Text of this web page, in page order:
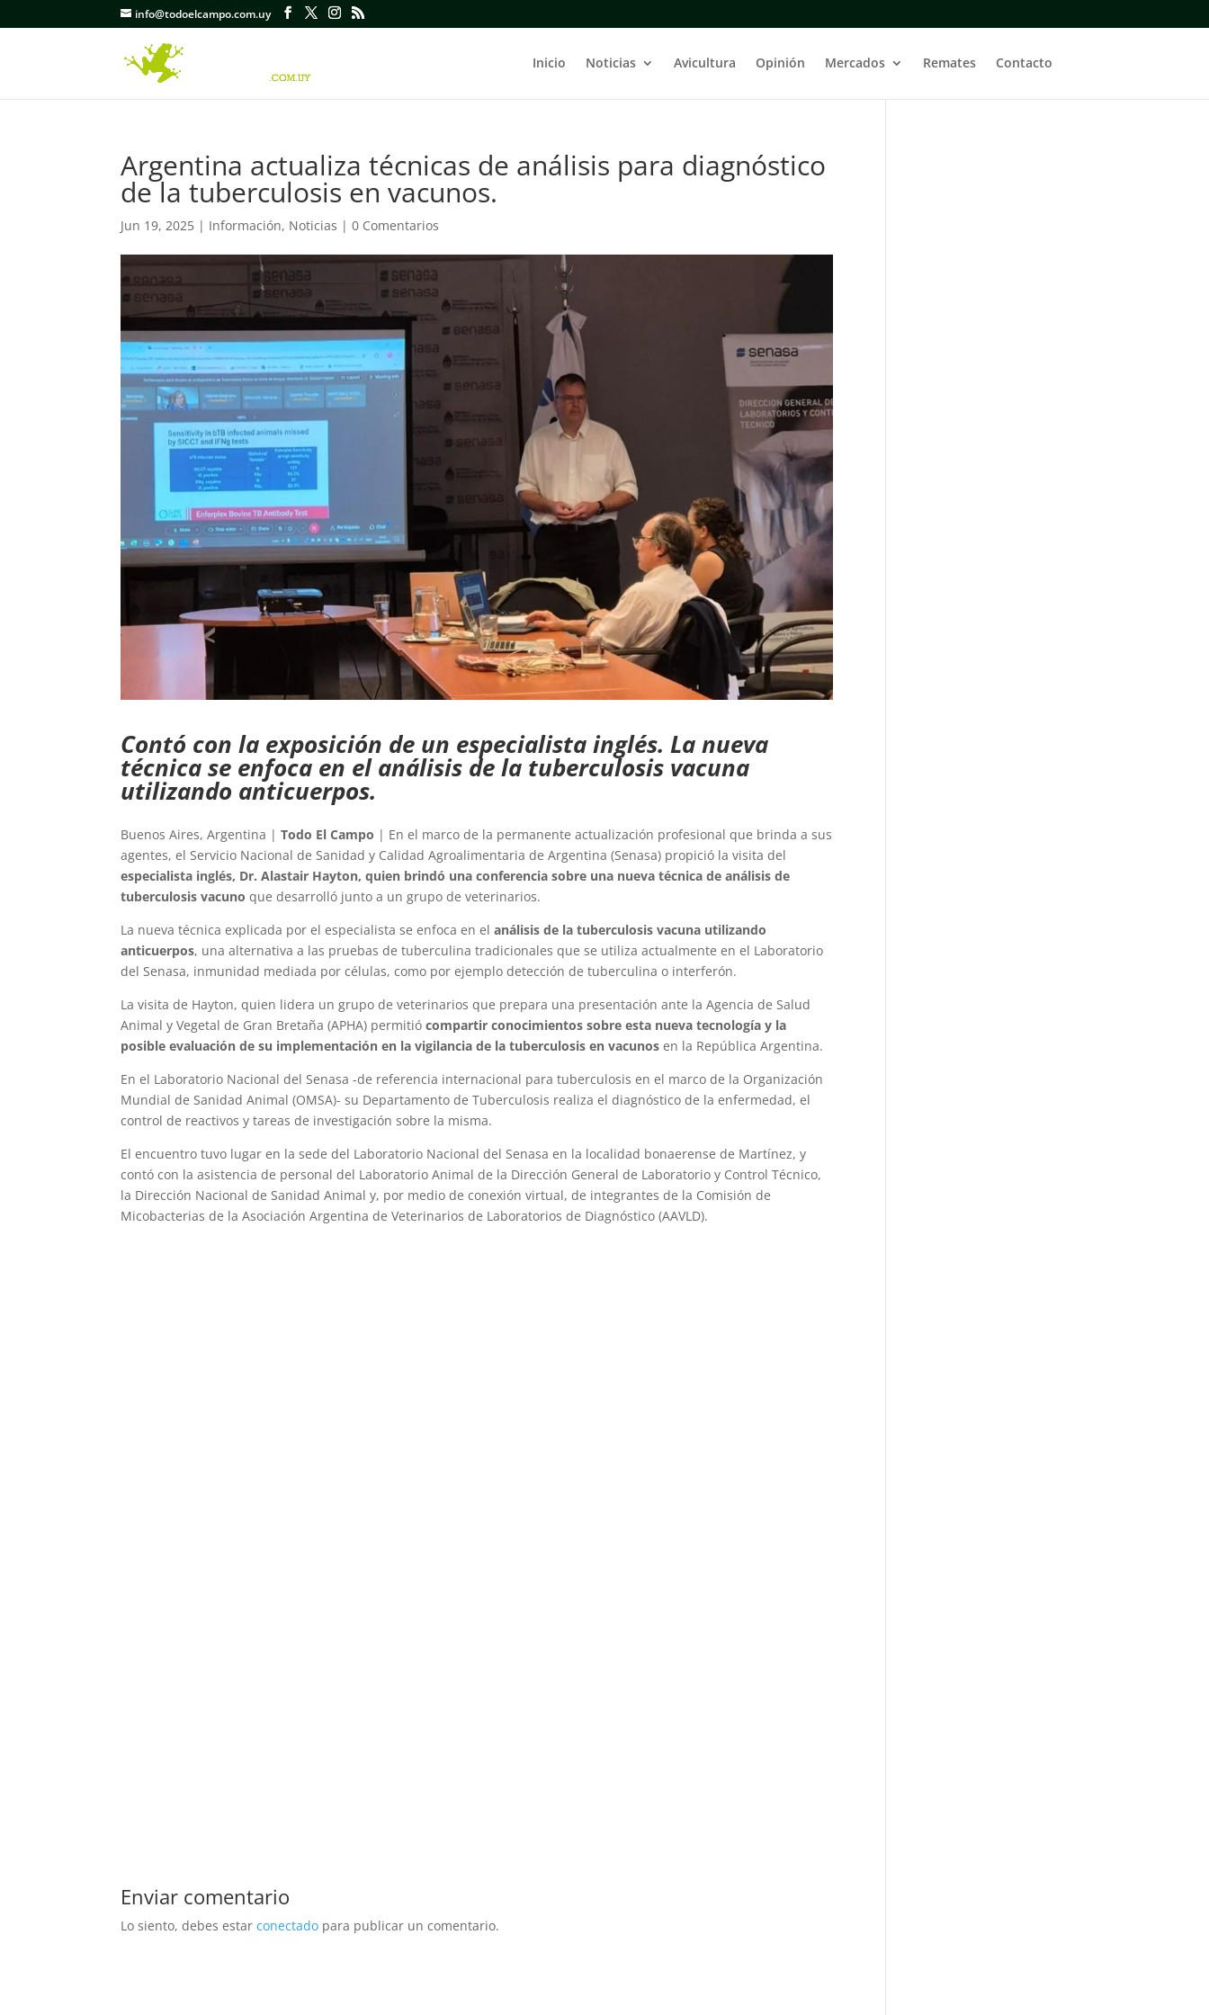
info@todoelcampo.com.uy
Inicio Noticias Avicultura Opinión Mercados Remates Contacto
Argentina actualiza técnicas de análisis para diagnóstico
de la tuberculosis en vacunos.
Jun 19, 2025 | Información, Noticias |0 Comentarios
Contó con la exposición de un especialista inglés. La nueva
técnica se enfoca en el análisis de la tuberculosis vacuna
utilizando anticuerpos.
Buenos Aires, Argentina |Todo El Campo | En el marco de la permanente actualización profesional que brinda a sus
agentes, el Servicio Nacional de Sanidad y Calidad Agroalimentaria de Argentina (Senasa) propició la visita del
especialista inglés, Dr. Alastair Hayton, quien brindó una conferencia sobre una nueva técnica de análisis de
tuberculosis vacunoque desarrolló junto a un grupo de veterinarios.
La nueva técnica explicada por el especialista se enfoca en elanálisis de la tuberculosis vacuna utilizando
anticuerpos, una alternativa a las pruebas de tuberculina tradicionales que se utiliza actualmente en el Laboratorio
del Senasa, inmunidad mediada por células, como por ejemplo detección de tuberculina o interferón.
La visita de Hayton, quien lidera un grupo de veterinarios que prepara una presentación ante la Agencia de Salud
Animal y Vegetal de Gran Bretaña (APHA) permitiócompartir conocimientos sobre esta nueva tecnología y la
posible evaluación de su implementación en la vigilancia de la tuberculosis en vacunos en la República Argentina.
En el Laboratorio Nacional del Senasa -de referencia internacional para tuberculosis en el marco de la Organización
Mundial de Sanidad Animal (OMSA)- su Departamento de Tuberculosis realiza el diagnóstico de la enfermedad, el
control de reactivos y tareas de investigación sobre la misma.
El encuentro tuvo lugar en la sede del Laboratorio Nacional del Senasa en la localidad bonaerense de Martínez, y
contó con la asistencia de personal del Laboratorio Animal de la Dirección General de Laboratorio y Control Técnico,
la Dirección Nacional de Sanidad Animal y, por medio de conexión virtual, de integrantes de la Comisión de
Micobacterias de la Asociación Argentina de Veterinarios de Laboratorios de Diagnóstico (AAVLD).
Enviar comentario
Lo siento, debes estarconectado para publicar un comentario.